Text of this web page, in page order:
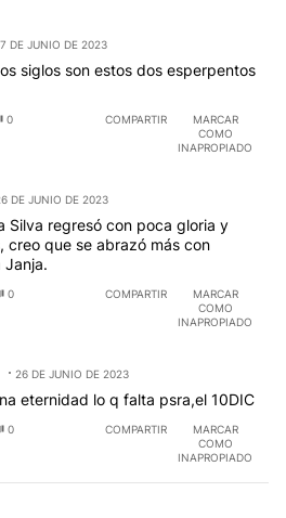
DE JUNIO DE 2023
siglos son estos dos esperpentos
0 COMPARTIR
MARCAR
COMO
INAPROPIADO
DE JUNIO DE 2023
Silva regresó con poca gloria y
creo que se abrazó más con
Janja.
0 COMPARTIR
MARCAR
COMO
INAPROPIADO
26 DE JUNIO DE 2023
eternidad lo q falta psra,el 10DIC
0 COMPARTIR
MARCAR
COMO
INAPROPIADO